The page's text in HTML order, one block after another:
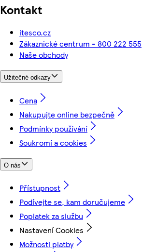
Kontakt
itesco.cz
Zákaznické centrum - 800 222 555
Naše obchody
Užitečné odkazy
Cena
Nakupujte online bezpečně
Podmínky používání
Soukromí a cookies
O nás
Přístupnost
Podívejte se, kam doručujeme
Poplatek za službu
Nastavení Cookies
Možnosti platby